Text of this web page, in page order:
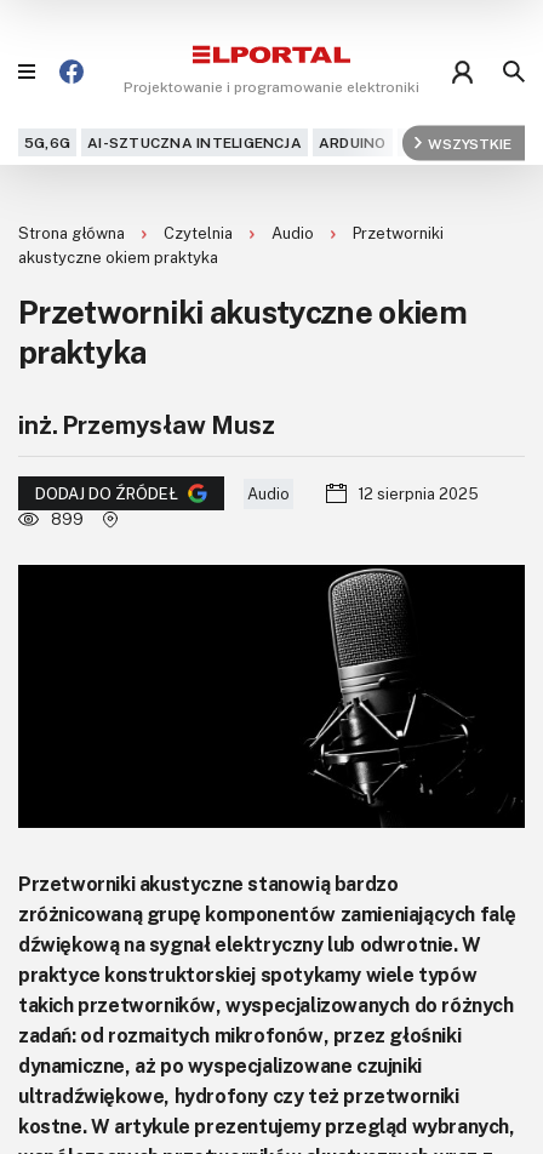
Projektowanie i programowanie elektroniki
5G,6G AI-SZTUCZNA INTELIGENCJA ARDUINO ARM AUDIO
WSZYSTKIE
Projekty
Kursy
DIY+
Czytelnia
Dla Ciebie
Do pobrania
Strona główna Czytelnia Audio
Przetworniki
akustyczne okiem praktyka
Przetworniki akustyczne okiem
praktyka
inż. Przemysław Musz
DODAJ DO ŹRÓDEŁ Audio
12 sierpnia 2025
899
Przetworniki akustyczne stanowią bardzo
zróżnicowaną grupę komponentów zamieniających falę
dźwiękową na sygnał elektryczny lub odwrotnie. W
praktyce konstruktorskiej spotykamy wiele typów
takich przetworników, wyspecjalizowanych do różnych
zadań: od rozmaitych mikrofonów, przez głośniki
dynamiczne, aż po wyspecjalizowane czujniki
ultradźwiękowe, hydrofony czy też przetworniki
kostne. W artykule prezentujemy przegląd wybranych,